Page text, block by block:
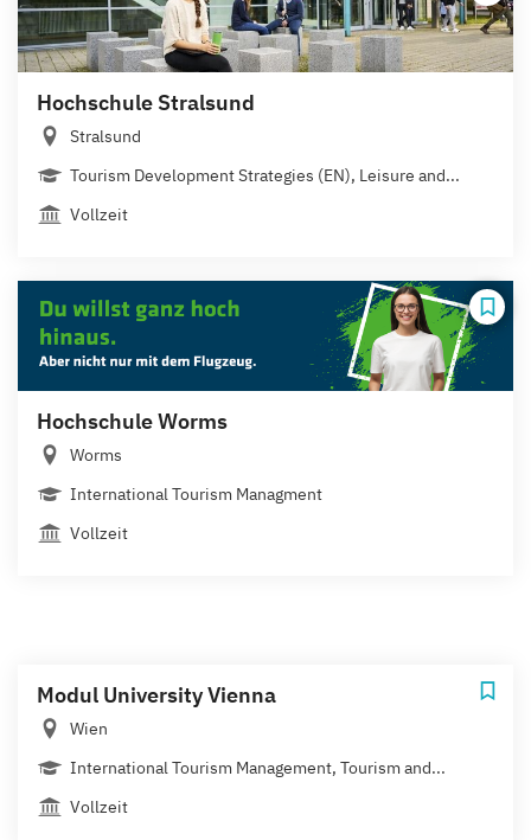
Hochschule Stralsund
Stralsund
Tourism Development Strategies (EN), Leisure and...
Vollzeit
Hochschule Worms
Worms
International Tourism Managment
Vollzeit
Modul University Vienna
Wien
International Tourism Management, Tourism and...
Vollzeit